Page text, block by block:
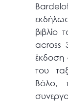
βιβλίο
across
του
Βόλο,